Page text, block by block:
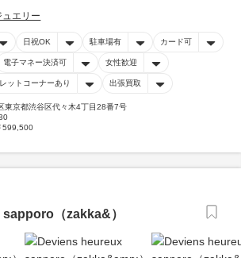
エリー
日祝OK 駐車場有 カード可
電子マネー決済可 女性歓迎
ットコーナーあり 出張買取
東京都渋谷区代々木4丁目28番7号
599,500
（zakka&）